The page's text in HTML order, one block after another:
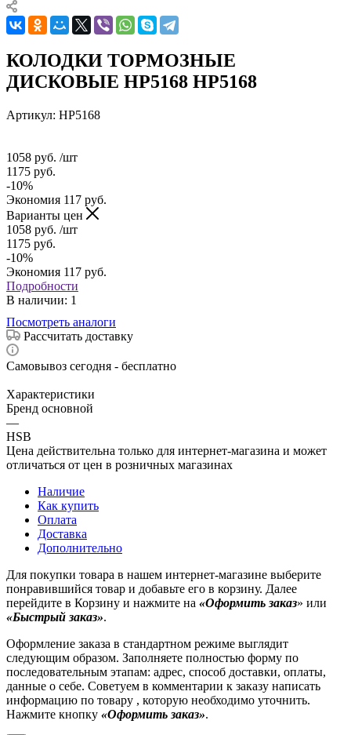
КОЛОДКИ ТОРМОЗНЫЕ
ДИСКОВЫЕ HP5168 HP5168
Артикул: HP5168
1058 руб. /шт
1175 руб.
-10%
Экономия 117 руб.
Варианты цен
1058 руб. /шт
1175 руб.
-10%
Экономия 117 руб.
Подробности
В наличии: 1
Посмотреть аналоги
Рассчитать доставку
Самовывоз сегодня - бесплатно
Характеристики
Бренд основной
—
HSB
Цена действительна только для интернет-магазина и может
отличаться от цен в розничных магазинах
Наличие
Как купить
Оплата
Доставка
Дополнительно
Для покупки товара в нашем интернет-магазине выберите
понравившийся товар и добавьте его в корзину. Далее
перейдите в Корзину и нажмите на «Оформить заказ» или
«Быстрый заказ».
Оформление заказа в стандартном режиме выглядит
следующим образом. Заполняете полностью форму по
последовательным этапам: адрес, способ доставки, оплаты,
данные о себе. Советуем в комментарии к заказу написать
информацию по товару , которую необходимо уточнить.
Нажмите кнопку «Оформить заказ».